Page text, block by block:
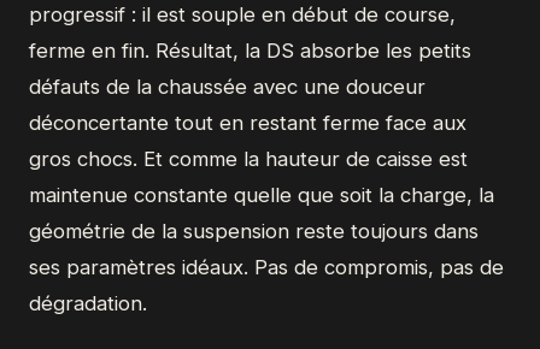
progressif : il est souple en début de course,
ferme en fin. Résultat, la DS absorbe les petits
défauts de la chaussée avec une douceur
déconcertante tout en restant ferme face aux
gros chocs. Et comme la hauteur de caisse est
maintenue constante quelle que soit la charge, la
géométrie de la suspension reste toujours dans
ses paramètres idéaux. Pas de compromis, pas de
dégradation.